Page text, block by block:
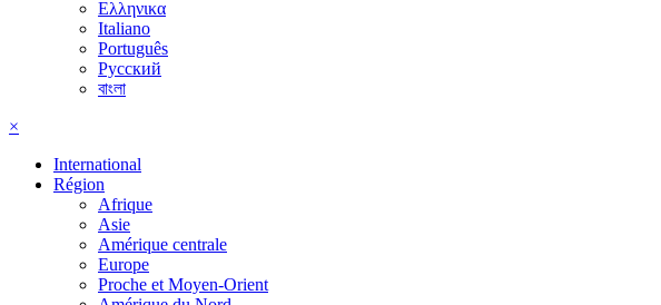
Ελληνικα
Italiano
Português
Русский
বাংলা
×
International
Région
Afrique
Asie
Amérique centrale
Europe
Proche et Moyen-Orient